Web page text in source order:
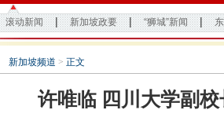
新加坡频道 > 正文
许唯临 四川大学副校